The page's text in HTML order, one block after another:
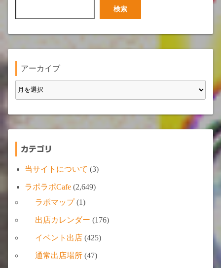
索
検索
アーカイブ
カテゴリ
当サイトについて (3)
ラポラポCafe (2,649)
ラポマップ(1)
出店カレンダー (176)
イベント出店 (425)
通常出店場所 (47)